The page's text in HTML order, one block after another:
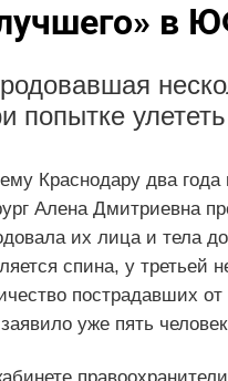
в
попытке
Краснодару два года
Алена Дмитриевна
их лица и тела до
спина, у третьей
пострадавших
уже пять